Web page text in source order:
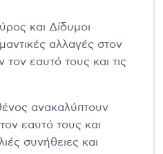
και Δίδυμοι
αλλαγές στον
εαυτό τους και τις
ανακαλύπτουν
εαυτό τους και
συνήθειες και